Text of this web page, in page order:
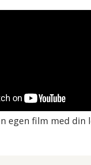
egen film med din